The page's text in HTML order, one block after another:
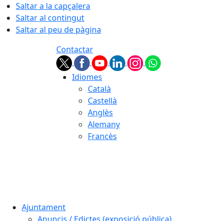
Saltar a la capçalera
Saltar al contingut
Saltar al peu de pàgina
Contactar
Idiomes
Català
Castellà
Anglès
Alemany
Francès
Ajuntament